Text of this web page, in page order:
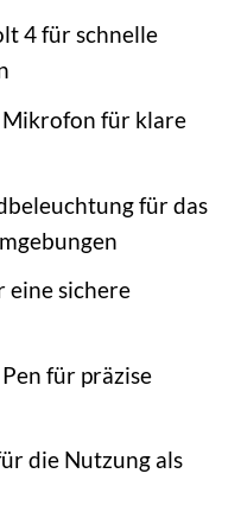
4 für schnelle
für klare
für das
eine sichere
für präzise
die Nutzung als